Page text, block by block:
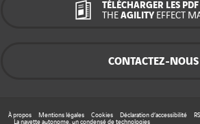
TÉLÉCHARGER LES PDF
THE AGILITY EFFECT
CONTACTEZ-NOUS
À propos Mentions légales Cookies Déclaration d’accessibilité
La navette autonome, un condensé de technologies